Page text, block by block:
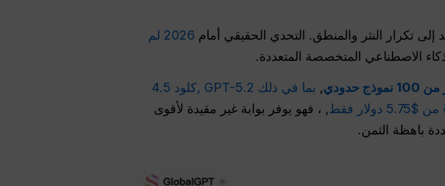
إلى تكرار النثر والمنطق. التحدي الحقيقي أمام
2026 لم
الاصطناعي المتخصصة المتعددة.
, بما في ذلك GPT-5.2
,كلود 4.5
دولار فقط
, ، فهو يوفر بوابة غير مقيدة لأقوى
باهظة الثمن.